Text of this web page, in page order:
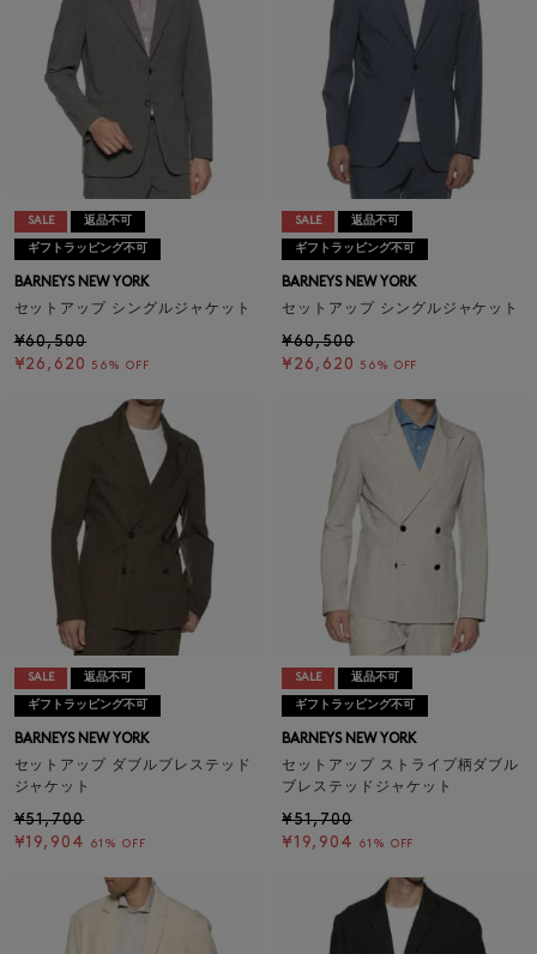
SALE 返品不可
ギフトラッピング不可
BARNEYS NEW YORK
セットアップ シングルジャケット
¥60,500
¥26,620
56% OFF
SALE 返品不可
ギフトラッピング不可
BARNEYS NEW YORK
セットアップ シングルジャケット
¥60,500
¥26,620
56% OFF
SALE 返品不可
ギフトラッピング不可
BARNEYS NEW YORK
セットアップ ダブルブレステッド
ジャケット
¥51,700
¥19,904
61% OFF
SALE 返品不可
ギフトラッピング不可
BARNEYS NEW YORK
セットアップ ストライプ柄ダブル
ブレステッドジャケット
¥51,700
¥19,904
61% OFF